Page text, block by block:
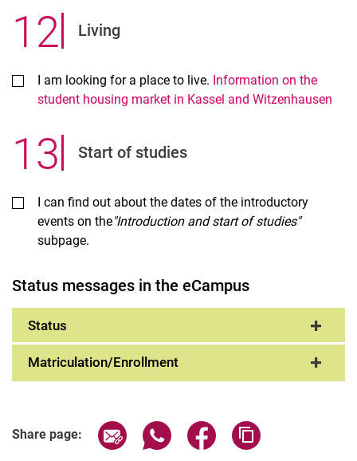
12. Living
I am looking for a place to live. Information on the
student housing market in Kassel and Witzenhausen
13. Start of studies
I can find out about the dates of the introductory
events on the"Introduction and start of studies"
subpage.
Status messages in the eCampus
Status
Matriculation/Enrollment
Share page: Share page via email
Share page via WhatsApp
Share page via